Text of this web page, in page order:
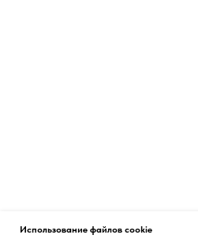
Использование файлов cookie